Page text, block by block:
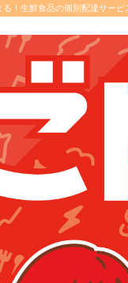
！生鮮食品の個別配達サービ